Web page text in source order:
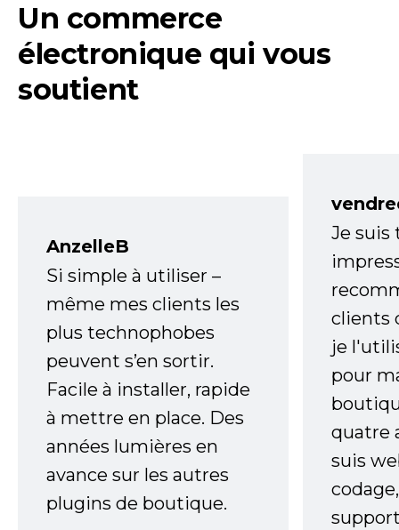
Un commerce
électronique qui vous
soutient
AnzelleB
Si simple à utiliser –
même mes clients les
plus technophobes
peuvent s’en sortir.
Facile à installer, rapide
à mettre en place. Des
années lumières en
avance sur les autres
plugins de boutique.
Je
clients
je
pour
quatre
suis